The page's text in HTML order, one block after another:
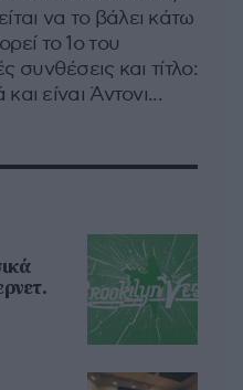
να το βάλει κάτω
το 1ο του
συνθέσεις και τίτλο:
είναι Άντονι...